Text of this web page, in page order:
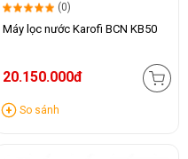
(0)
Máy lọc nước Karofi BCN KB50
20.150.000đ
So sánh